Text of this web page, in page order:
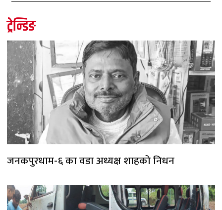
ट्रेन्डिङ
जनकपुरधाम-६ का वडा अध्यक्ष शाहको निधन